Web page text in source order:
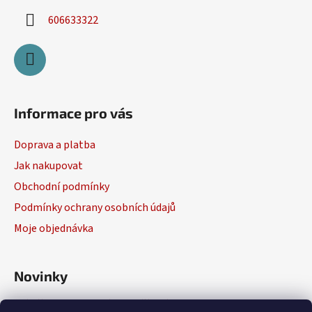
606633322
Informace pro vás
Doprava a platba
Jak nakupovat
Obchodní podmínky
Podmínky ochrany osobních údajů
Moje objednávka
Novinky
Výběr elektrického nářadí